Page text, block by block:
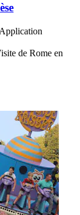
de Rome en